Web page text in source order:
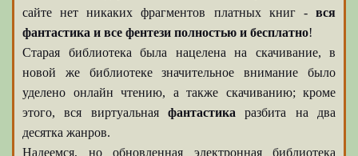
сайте нет никаких фрагментов платных книг - вся
фантастика и все фентези полностью и бесплатно!
Старая библиотека была нацелена на скачивание, в
новой же библиотеке значительное внимание было
уделено онлайн чтению, а также скачиванию; кроме
этого, вся виртуальная фантастика разбита на два
десятка жанров.
Надеемся, но обновленная электронная библиотека